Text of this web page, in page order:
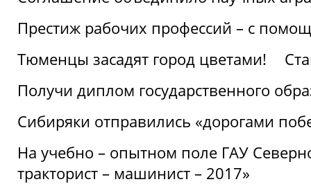
Престиж рабочих профессий – с
Тюменцы засадят город цветами!
Получи диплом государственного
Сибиряки отправились «дорогами
На учебно – опытном поле ГАУ
тракторист – машинист – 2017»